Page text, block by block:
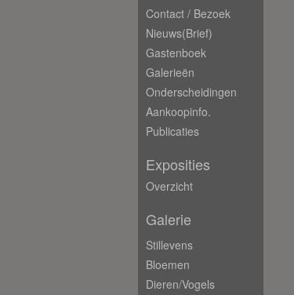
Contact / Bezoek
Nieuws(brief)
Gastenboek
Galerieën
Onderscheidingen
Aankoopinfo.
Publicaties
Exposities
Overzicht
Galerie
Stillevens
Bloemen
Dieren/Vogels